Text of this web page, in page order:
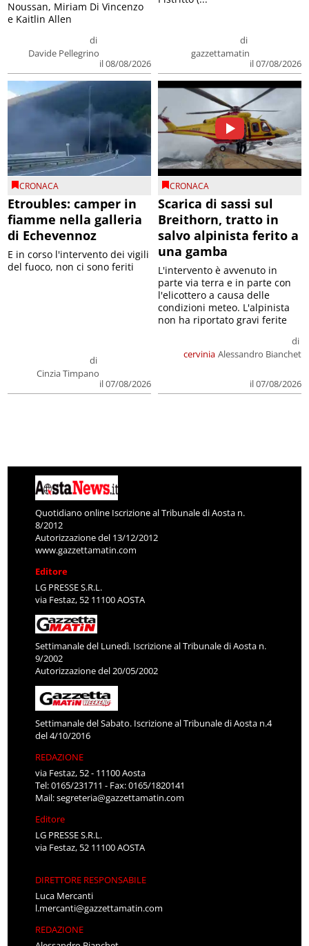
di
Davide Pellegrino
il 08/08/2026
Noussan, Miriam Di Vincenzo
e Kaitlin Allen
di
gazzettamatin
il 07/08/2026
CRONACA
Etroubles: camper in
fiamme nella galleria
di Echevennoz
di
Cinzia Timpano
il 07/08/2026
E in corso l'intervento dei vigili
del fuoco, non ci sono feriti
CRONACA
Scarica di sassi sul
Breithorn, tratto in
salvo alpinista ferito a
una gamba
cervinia
di
Alessandro Bianchet
il 07/08/2026
L'intervento è avvenuto in
parte via terra e in parte con
l'elicottero a causa delle
condizioni meteo. L'alpinista
non ha riportato gravi ferite
Quotidiano online Iscrizione al Tribunale di Aosta n.
8/2012
Autorizzazione del 13/12/2012
www.gazzettamatin.com
Editore
LG PRESSE S.R.L.
via Festaz, 52 11100 AOSTA
Settimanale del Lunedì. Iscrizione al Tribunale di Aosta n.
9/2002
Autorizzazione del 20/05/2002
Settimanale del Sabato. Iscrizione al Tribunale di Aosta n.4
del 4/10/2016
REDAZIONE
via Festaz, 52 - 11100 Aosta
Tel: 0165/231711 - Fax: 0165/1820141
Mail:segreteria@gazzettamatin.com
Editore
LG PRESSE S.R.L.
via Festaz, 52 11100 AOSTA
DIRETTORE RESPONSABILE
Luca Mercanti
l.mercanti@gazzettamatin.com
REDAZIONE